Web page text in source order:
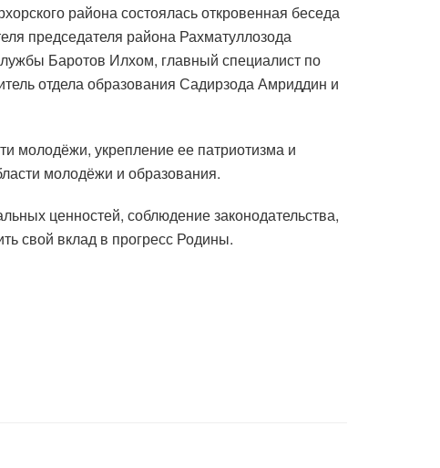
района состоялась откровенная беседа
председателя района Рахматуллозода
Баротов Илхом, главный специалист по
отдела образования Садирзода Амриддин и
молодёжи, укрепление ее патриотизма и
молодёжи и образования.
ценностей, соблюдение законодательства,
свой вклад в прогресс Родины.